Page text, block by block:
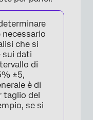
che si
sui dati
di
±5,
è di
taglio del
se si